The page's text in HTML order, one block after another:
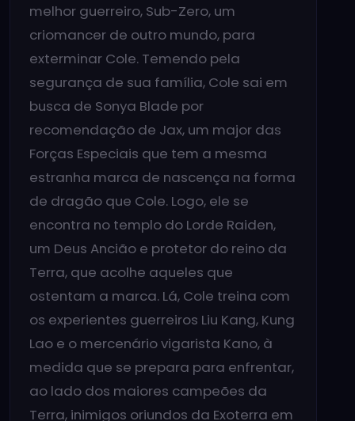
melhor guerreiro, Sub-Zero, um
criomancer de outro mundo, para
exterminar Cole. Temendo pela
segurança de sua família, Cole sai em
busca de Sonya Blade por
recomendação de Jax, um major das
Forças Especiais que tem a mesma
estranha marca de nascença na forma
de dragão que Cole. Logo, ele se
encontra no templo do Lorde Raiden,
um Deus Ancião e protetor do reino da
Terra, que acolhe aqueles que
ostentam a marca. Lá, Cole treina com
os experientes guerreiros Liu Kang, Kung
Lao e o mercenário vigarista Kano, à
medida que se prepara para enfrentar,
ao lado dos maiores campeões da
Terra, inimigos oriundos da Exoterra em